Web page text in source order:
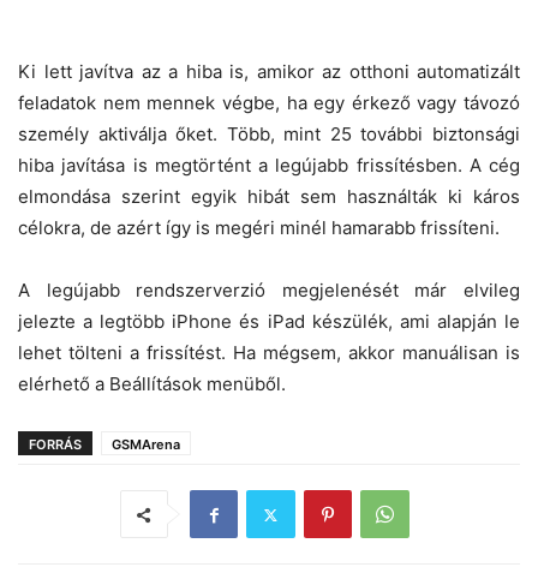
Ki lett javítva az a hiba is, amikor az otthoni automatizált
feladatok nem mennek végbe, ha egy érkező vagy távozó
személy aktiválja őket. Több, mint 25 további biztonsági
hiba javítása is megtörtént a legújabb frissítésben. A cég
elmondása szerint egyik hibát sem használták ki káros
célokra, de azért így is megéri minél hamarabb frissíteni.
A legújabb rendszerverzió megjelenését már elvileg
jelezte a legtöbb iPhone és iPad készülék, ami alapján le
lehet tölteni a frissítést. Ha mégsem, akkor manuálisan is
elérhető a Beállítások menüből.
FORRÁS GSMArena